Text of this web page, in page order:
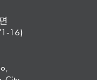
16)